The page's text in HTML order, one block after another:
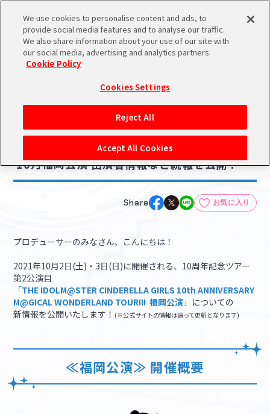
スケジュール 検索
バンダイナムコIDで
アイドルマスター ポータルへの登録について
シリアルコード・
あいことば
活動履歴
Pレポ
マイデスク設定変更 バンダイナムコID Link設定
ニュース
ライブ・イベント
2021.06.07
【シンデレラ】シンデレラ10周年記念ツアー
10月福岡公演 出演者情報など続報を公開！
Share お気に入り
プロデューサーのみなさん、こんにちは！
2021年10月2日(土)・3日(日)に開催される、10周年記念ツアー
第2公演目
「THE IDOLM@STER CINDERELLA GIRLS 10th ANNIVERSARY
M@GICAL WONDERLAND TOUR!!! 福岡公演 」 についての
新情報を公開いたします！ (※公式サイトの情報は追って更新となります)
≪福岡公演≫ 開催概要
We use cookies to personalise content and ads, to
provide social media features and to analyse our traffic.
We also share information about your use of our site with
our social media, advertising and analytics partners.
Cookie Policy
Cookies Settings
Reject All
Accept All Cookies